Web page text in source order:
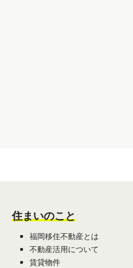
住まいのこと
福岡移住不動産とは
不動産活用について
賃貸物件